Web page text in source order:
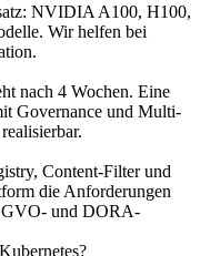
NVIDIA A100, H100,
Wir helfen bei
nach 4 Wochen. Eine
Governance und Multi-
Content-Filter und
die Anforderungen
und DORA-